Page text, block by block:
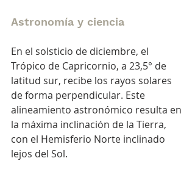
Astronomía y ciencia
En el solsticio de diciembre, el
Trópico de Capricornio, a 23,5° de
latitud sur, recibe los rayos solares
de forma perpendicular. Este
alineamiento astronómico resulta en
la máxima inclinación de la Tierra,
con el Hemisferio Norte inclinado
lejos del Sol.